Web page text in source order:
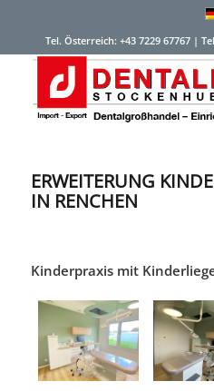
Tel. Österreich: +43 7229 67767 |
ERWEITERUNG
IN RENCHEN
Kinderpraxis mit